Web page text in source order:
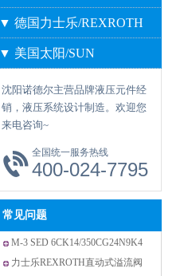
▼ 德国力士乐/REXROTH
▼ 美国太阳/SUN
沈阳诺德尔主营品牌液压元件经
销，液压系统设计制造。欢迎您
来电咨询~
全国统一服务热线
400-024-7795
常见问题
M-3 SED 6CK14/350CG24N9K4
力士乐电磁阀
力士乐REXROTH直动式溢流阀